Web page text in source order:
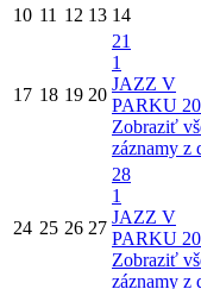
10 11 12 13 14
17 18 19 20
21
1
JAZZ V
PARKU
Zobraziť
záznamy z
24 25 26 27
28
1
JAZZ V
PARKU
Zobraziť
záznamy z